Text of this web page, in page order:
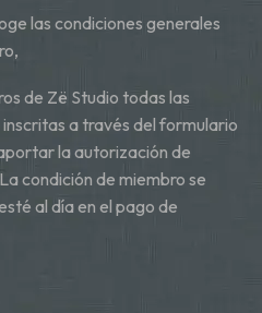
las condiciones generales
de Zë Studio todas las
a través del formulario
la autorización de
condición de miembro se
al día en el pago de